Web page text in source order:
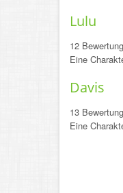
Lulu
12
Eine
Davis
13
Eine